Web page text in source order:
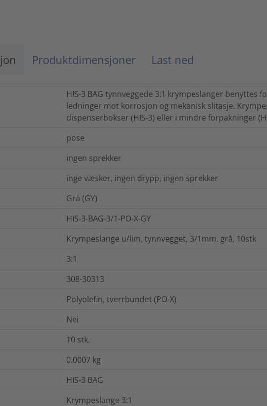
Produktdimensjoner Last ned
HIS-3 BAG tynnveggede 3:1 krympeslanger benyttes
ledninger mot korrosjon og mekanisk slitasje.
dispenserbokser (HIS-3) eller i mindre forpakninger
pose
ingen sprekker
inge væsker, ingen drypp, ingen sprekker
Grå (GY)
HIS-3-BAG-3/1-PO-X-GY
Krympeslange u/lim, tynnvegget, 3/1mm, grå, 10stk
3:1
308-30313
Polyolefin, tverrbundet (PO-X)
Nei
10 stk.
0.0007 kg
HIS-3 BAG
Krympeslange 3:1